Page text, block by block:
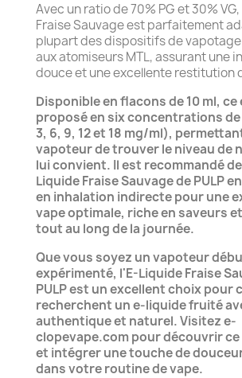
Avec un ratio de 70% PG et 30%
Fraise Sauvage est parfaitement
plupart des dispositifs de
aux atomiseurs MTL, assurant une
douce et une excellente restitution
Disponible en flacons de 10 ml,
proposé en six concentrations
3, 6, 9, 12 et 18 mg/ml),
vapoteur de trouver le niveau de
lui convient. Il est recommandé
Liquide Fraise Sauvage de PULP
en inhalation indirecte pour une
vape optimale, riche en saveurs
tout au long de la journée.
Que vous soyez un vapoteur
expérimenté, l'E-Liquide Fraise
PULP est un excellent choix pour
recherchent un e-liquide fruité
authentique et naturel. Visitez e-
clopevape.com pour découvrir
et intégrer une touche de
dans votre routine de vape.